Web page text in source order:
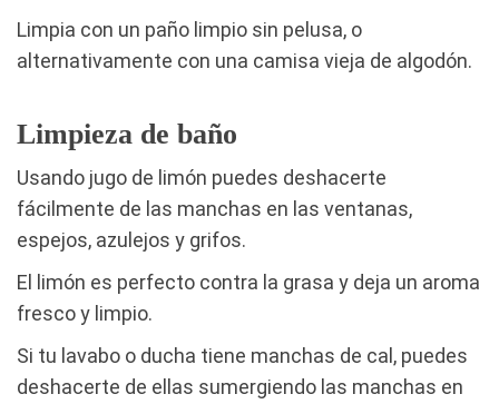
Limpia con un paño limpio sin pelusa, o
alternativamente con una camisa vieja de algodón.
Limpieza de baño
Usando jugo de limón puedes deshacerte
fácilmente de las manchas en las ventanas,
espejos, azulejos y grifos.
El limón es perfecto contra la grasa y deja un aroma
fresco y limpio.
Si tu lavabo o ducha tiene manchas de cal, puedes
deshacerte de ellas sumergiendo las manchas en